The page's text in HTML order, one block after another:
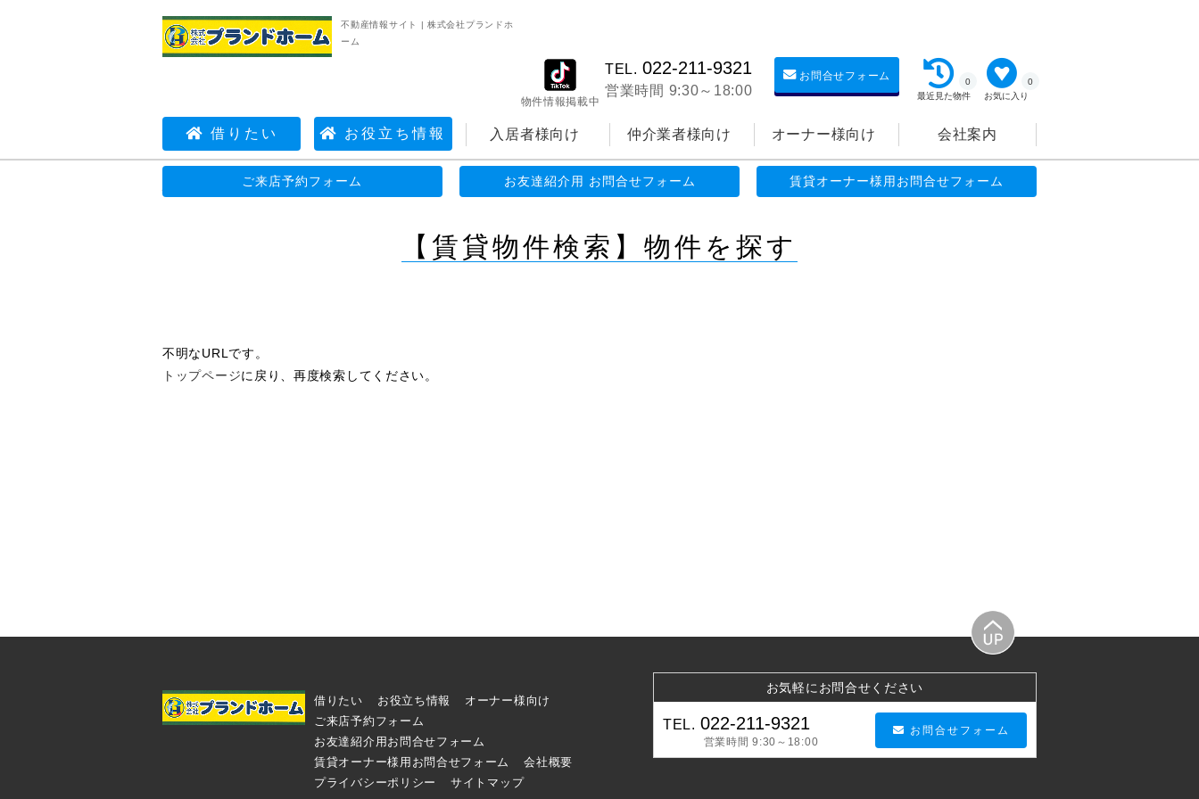
不動産情報サイト | 株式会社プランドホ
ーム
お気に入り
0
最近見た物件
0
お問合せフォーム
TEL. 022-211-9321
営業時間 9:30～18:00
物件情報掲載中
借りたい お役立ち情報 入居者様向け 仲介業者様向け オーナー様向け 会社案内
ご来店予約フォーム お友達紹介用 お問合せフォーム 賃貸オーナー様用お問合せフォーム
不動産情報サイト | 株式会社プランドホーム
【賃貸物件検索】物件を探す
不明なURLです。
トップページに戻り、再度検索してください。
借りたい お役立ち情報
オーナー様向け
ご来店予約フォーム
お友達紹介用お問合せフォーム
賃貸オーナー様用お問合せフォーム
会社概要
プライバシーポリシー
サイトマップ
お気軽にお問合せください
TEL. 022-211-9321
営業時間 9:30～18:00
お問合せフォーム